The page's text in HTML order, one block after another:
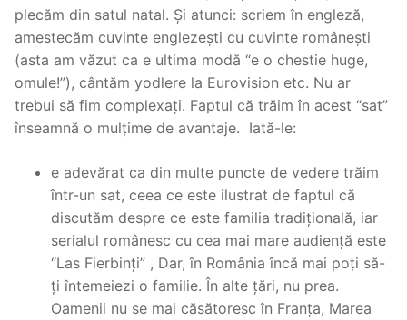
plecăm din satul natal. Și atunci: scriem în engleză,
amestecăm cuvinte englezești cu cuvinte românești
(asta am văzut ca e ultima modă “e o chestie huge,
omule!”), cântăm yodlere la Eurovision etc. Nu ar
trebui să fim complexați. Faptul că trăim în acest “sat”
înseamnă o mulțime de avantaje. Iată-le:
e adevărat ca din multe puncte de vedere trăim
într-un sat, ceea ce este ilustrat de faptul că
discutăm despre ce este familia tradițională, iar
serialul românesc cu cea mai mare audiență este
“Las Fierbinți” , Dar, în România încă mai poți să-
ți întemeiezi o familie. În alte țări, nu prea.
Oamenii nu se mai căsătoresc în Franța, Marea